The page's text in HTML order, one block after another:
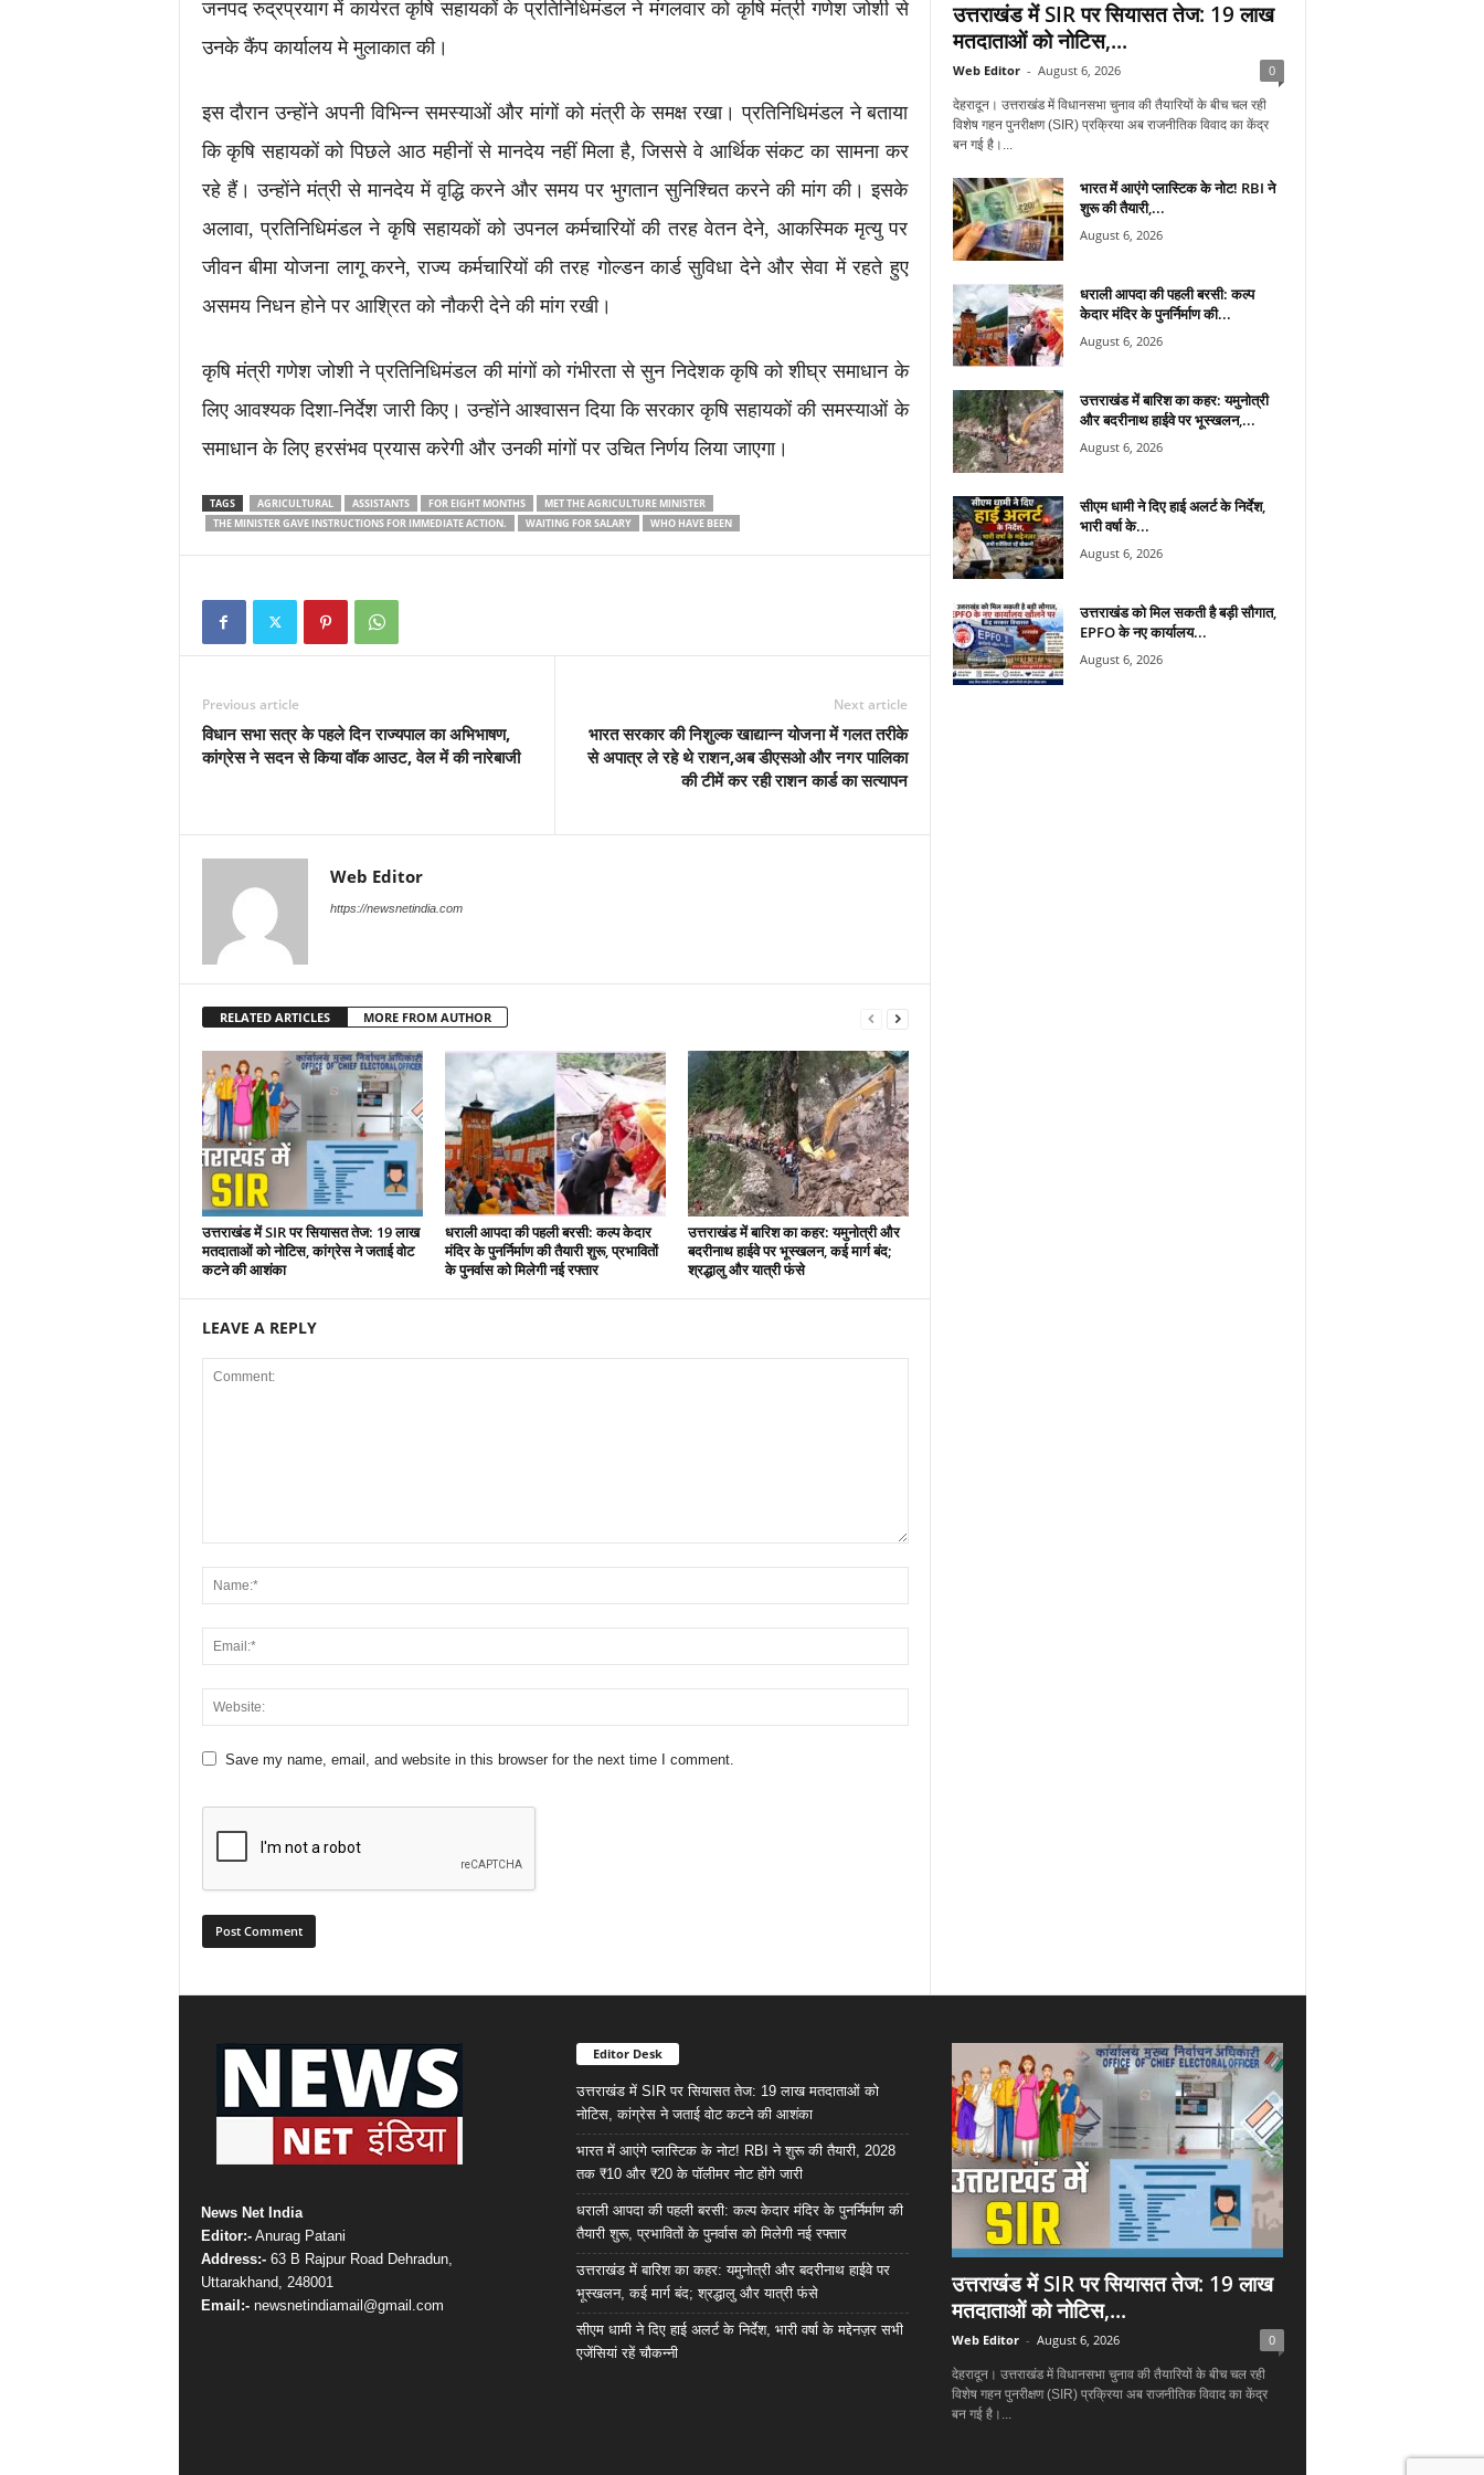
जनपद रुद्रप्रयाग में कार्यरत कृषि सहायकों के प्रतिनिधिमंडल ने मंगलवार को कृषि मंत्री गणेश जोशी से
उनके कैंप कार्यालय मे मुलाकात की।
इस दौरान उन्होंने अपनी विभिन्न समस्याओं और मांगों को मंत्री के समक्ष रखा। प्रतिनिधिमंडल ने बताया
कि कृषि सहायकों को पिछले आठ महीनों से मानदेय नहीं मिला है, जिससे वे आर्थिक संकट का सामना कर
रहे हैं। उन्होंने मंत्री से मानदेय में वृद्धि करने और समय पर भुगतान सुनिश्चित करने की मांग की। इसके
अलावा, प्रतिनिधिमंडल ने कृषि सहायकों को उपनल कर्मचारियों की तरह वेतन देने, आकस्मिक मृत्यु पर
जीवन बीमा योजना लागू करने, राज्य कर्मचारियों की तरह गोल्डन कार्ड सुविधा देने और सेवा में रहते हुए
असमय निधन होने पर आश्रित को नौकरी देने की मांग रखी।
कृषि मंत्री गणेश जोशी ने प्रतिनिधिमंडल की मांगों को गंभीरता से सुन निदेशक कृषि को शीघ्र समाधान के
लिए आवश्यक दिशा-निर्देश जारी किए। उन्होंने आश्वासन दिया कि सरकार कृषि सहायकों की समस्याओं के
समाधान के लिए हरसंभव प्रयास करेगी और उनकी मांगों पर उचित निर्णय लिया जाएगा।
TAGS AGRICULTURAL ASSISTANTS FOR EIGHT MONTHS
MET THE AGRICULTURE MINISTER
THE MINISTER GAVE INSTRUCTIONS FOR IMMEDIATE ACTION.
WAITING FOR SALARY WHO HAVE BEEN
Previous article
विधान सभा सत्र के पहले दिन राज्यपाल का अभिभाषण,
कांग्रेस ने सदन से किया वॉक आउट, वेल में की नारेबाजी
Next article
भारत सरकार की निशुल्क खाद्यान्न योजना में गलत तरीके
से अपात्र ले रहे थे राशन,अब डीएसओ और नगर पालिका
की टीमें कर रही राशन कार्ड का सत्यापन
Web Editor
https://newsnetindia.com
RELATED ARTICLES MORE FROM AUTHOR
उत्तराखंड में SIR पर सियासत तेज: 19 लाख
मतदाताओं को नोटिस, कांग्रेस ने जताई वोट
कटने की आशंका
धराली आपदा की पहली बरसी: कल्प केदार
मंदिर के पुनर्निर्माण की तैयारी शुरू, प्रभावितों
के पुनर्वास को मिलेगी नई रफ्तार
उत्तराखंड में बारिश का कहर: यमुनोत्री और
बदरीनाथ हाईवे पर भूस्खलन, कई मार्ग बंद;
श्रद्धालु और यात्री फंसे
LEAVE A REPLY
Save my name, email, and website in this browser for the next time I comment.
उत्तराखंड में SIR पर सियासत तेज: 19 लाख
मतदाताओं को नोटिस,...
Web Editor - August 6, 2026 0
देहरादून। उत्तराखंड में विधानसभा चुनाव की तैयारियों के बीच चल रही
विशेष गहन पुनरीक्षण (SIR) प्रक्रिया अब राजनीतिक विवाद का केंद्र
बन गई है।...
भारत में आएंगे प्लास्टिक के नोट! RBI ने
शुरू की तैयारी,...
August 6, 2026
धराली आपदा की पहली बरसी: कल्प
केदार मंदिर के पुनर्निर्माण की...
August 6, 2026
उत्तराखंड में बारिश का कहर: यमुनोत्री
और बदरीनाथ हाईवे पर भूस्खलन,...
August 6, 2026
सीएम धामी ने दिए हाई अलर्ट के निर्देश,
भारी वर्षा के...
August 6, 2026
उत्तराखंड को मिल सकती है बड़ी सौगात,
EPFO के नए कार्यालय...
August 6, 2026
News Net India
Editor:-Anurag Patani
Address:-63 B Rajpur Road Dehradun,
Uttarakhand, 248001
Email:-newsnetindiamail@gmail.com
Editor Desk
उत्तराखंड में SIR पर सियासत तेज: 19 लाख मतदाताओं को
नोटिस, कांग्रेस ने जताई वोट कटने की आशंका
भारत में आएंगे प्लास्टिक के नोट! RBI ने शुरू की तैयारी, 2028
तक ₹10 और ₹20 के पॉलीमर नोट होंगे जारी
धराली आपदा की पहली बरसी: कल्प केदार मंदिर के पुनर्निर्माण की
तैयारी शुरू, प्रभावितों के पुनर्वास को मिलेगी नई रफ्तार
उत्तराखंड में बारिश का कहर: यमुनोत्री और बदरीनाथ हाईवे पर
भूस्खलन, कई मार्ग बंद; श्रद्धालु और यात्री फंसे
सीएम धामी ने दिए हाई अलर्ट के निर्देश, भारी वर्षा के मद्देनज़र सभी
एजेंसियां रहें चौकन्नी
उत्तराखंड में SIR पर सियासत तेज: 19 लाख
मतदाताओं को नोटिस,...
Web Editor - August 6, 2026 0
देहरादून। उत्तराखंड में विधानसभा चुनाव की तैयारियों के बीच चल रही
विशेष गहन पुनरीक्षण (SIR) प्रक्रिया अब राजनीतिक विवाद का केंद्र
बन गई है।...